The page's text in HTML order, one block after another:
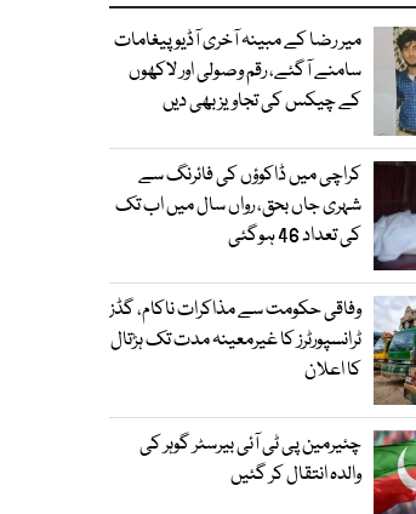
میر رضا کے مبینہ آخری آڈیو پیغامات
سامنے آگئے، رقم وصولی اور لاکھوں
کے چیکس کی تجاویز بھی دیں
کراچی میں ڈاکوؤں کی فائرنگ سے
شہری جاں بحق، رواں سال میں اب تک
کی تعداد 46 ہوگئی
وفاقی حکومت سے مذاکرات ناکام، گڈز
ٹرانسپورٹرز کا غیرمعینہ مدت تک ہڑتال
کا اعلان
چئیرمین پی ٹی آئی بیرسٹر گوہر کی
والدہ انتقال کر گئیں